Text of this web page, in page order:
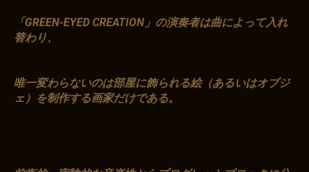
「GREEN-EYED CREATION」の演奏者は曲によって入れ
替わり、
唯一変わらないのは部屋に飾られる絵（あるいはオブジ
ェ）を制作する画家だけである。